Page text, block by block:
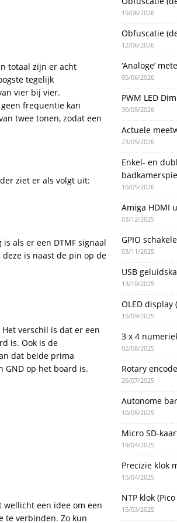
totaal zijn er acht
tegelijk
vier bij vier.
frequentie kan
twee tonen, zodat een
ziet er als volgt uit:
als er een DTMF signaal
is naast de pin op de
verschil is dat er een
is. Ook is de
dat beide prima
GND op het board is.
een idee om een
te verbinden. Zo kun
19/06/2026
Obfuscatie
12/06/2026
‘Analoge’
05/06/2026
PWM LED
30/05/2026
Actuele
23/05/2026
Enkel- en
10/05/2026
Amiga HDMI
03/12/2025
GPIO
03/11/2025
USB
13/10/2025
OLED display
15/09/2025
3 x 4
02/08/2025
Rotary
26/07/2025
Autonome
10/05/2025
Micro SD-
19/04/2025
Precizie klok
15/04/2025
NTP klok (Pico
15/03/2025